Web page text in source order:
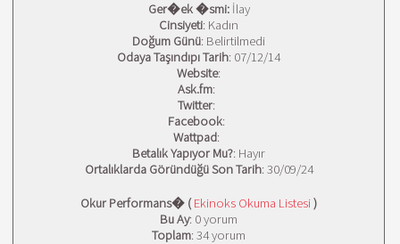
Ger�ek �smi: İlay
Cinsiyeti: Kadın
Doğum Günü: Belirtilmedi
Odaya Taşındıpı Tarih: 07/12/14
Website:
Ask.fm:
Twitter:
Facebook:
Wattpad:
Betalık Yapıyor Mu?: Hayır
Ortalıklarda Göründüğü Son Tarih: 30/09/24
Okur Performans� ( Ekinoks Okuma Listesi)
Bu Ay: 0 yorum
Toplam: 34 yorum